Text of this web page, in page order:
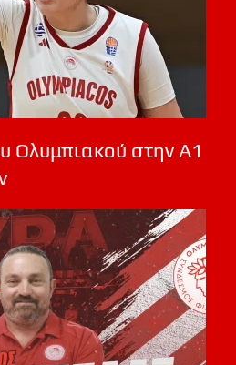
Ολυμπιακού στην Α1